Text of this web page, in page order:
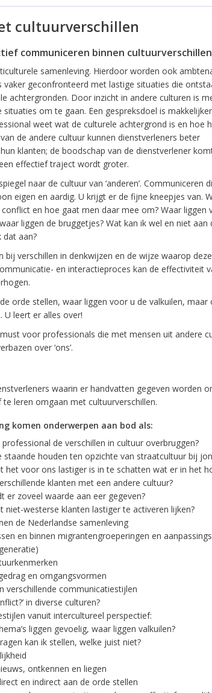
cultuurverschillen
communiceren binnen cultuurverschillen
samenleving. Hierdoor worden ook
vaker geconfronteerd met lastige situaties die
achtergronden. Door inzicht in andere culturen is
om te gaan. Een gespreksdoel is
weet wat de culturele achtergrond is en hoe
de andere cultuur kunnen dienstverleners beter
klanten; de boodschap van de dienstverlener
effectief traject wordt groter.
naar de cultuur van ‘anderen’. Communiceren
eigen en aardig. U krijgt er de fijne kneepjes van.
en hoe gaat men daar mee om? Waar liggen
liggen de bruggetjes? Wat kan ik wel en niet aan
dat aan?
bij verschillen in denkwijzen en de wijze waarop deze
en interactieproces kan de effectiviteit
orde stellen, waar liggen voor u de valkuilen, maar
U leert er alles over!
voor professionals die met mensen uit andere
over ‘ons’.
waarin er handvatten gegeven worden
leren omgaan met cultuurverschillen.
komen onderwerpen aan bod als:
professional de verschillen in cultuur overbruggen?
staande houden ten opzichte van straatcultuur bij
het voor ons lastiger is in te schatten wat er in het
klanten met een andere cultuur?
er zoveel waarde aan eer gegeven?
niet-westerse klanten lastiger te activeren lijken?
de Nederlandse samenleving
en binnen migrantengroeperingen en
en omgangsvormen
verschillende communicatiestijlen
in diverse culturen?
vanuit intercultureel perspectief:
liggen gevoelig, waar liggen valkuilen?
kan ik stellen, welke juist niet?
ontkennen en liegen
en indirect aan de orde stellen